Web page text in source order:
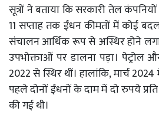
सूत्रों ने बताया कि सरकारी तेल
11 सप्ताह तक ईंधन कीमतों में कोई
संचालन आर्थिक रूप से अस्थिर होने
उपभोक्ताओं पर डालना पड़ा। पेट्रोल
2022 से स्थिर थीं। हालांकि, मार्च
पहले दोनों ईंधनों के दाम में दो रुपये
की गई थी।